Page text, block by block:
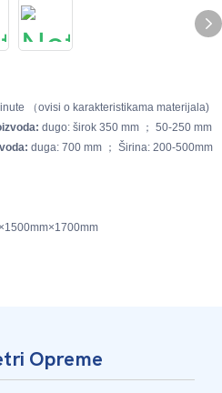
（ovisi o karakteristikama materijala)
dugo: širok 350 mm ； 50-250 mm
duga: 700 mm ； Širina: 200-500mm
Opreme